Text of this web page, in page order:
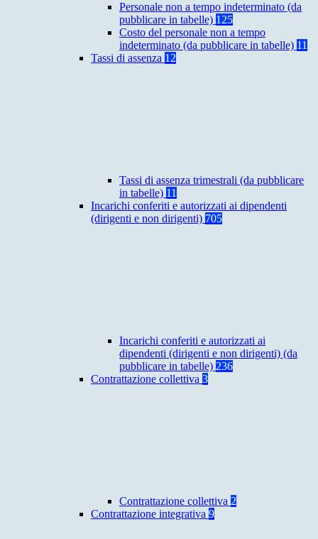
Personale non a tempo indeterminato (da
pubblicare in tabelle) 125
Costo del personale non a tempo
indeterminato (da pubblicare in tabelle) 11
Tassi di assenza 12
Tassi di assenza trimestrali (da pubblicare
in tabelle) 11
Incarichi conferiti e autorizzati ai dipendenti
(dirigenti e non dirigenti) 705
Incarichi conferiti e autorizzati ai
dipendenti (dirigenti e non dirigenti) (da
pubblicare in tabelle) 236
Contrattazione collettiva 3
Contrattazione collettiva 2
Contrattazione integrativa 9